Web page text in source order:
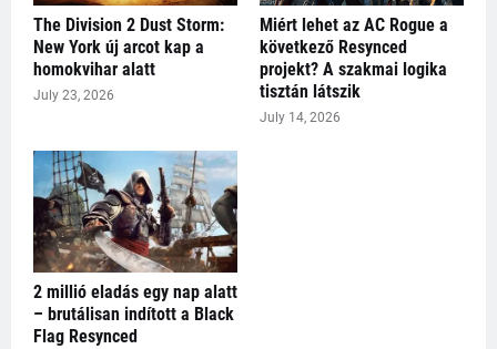
The Division 2 Dust Storm:
New York új arcot kap a
homokvihar alatt
July 23, 2026
Miért lehet az AC Rogue a
következő Resynced
projekt? A szakmai logika
tisztán látszik
July 14, 2026
2 millió eladás egy nap alatt
– brutálisan indított a Black
Flag Resynced